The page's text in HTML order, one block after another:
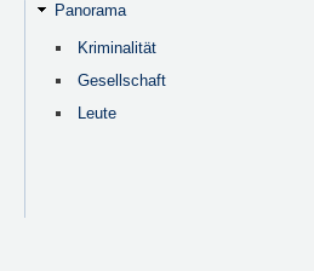
Panorama
Kriminalität
Gesellschaft
Leute